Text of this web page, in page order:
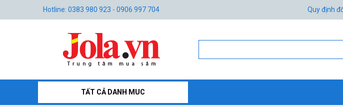
Hotline: 0383 980 923 - 0906 997 704 Quy định
TẤT CẢ DANH MUC